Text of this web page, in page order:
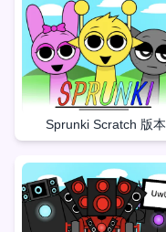
Sprunki Scratch 版本